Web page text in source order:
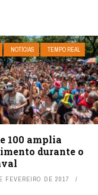
NOTÍCIAS TEMPO REAL
100 amplia
durante o
FEVEREIRO DE 2017